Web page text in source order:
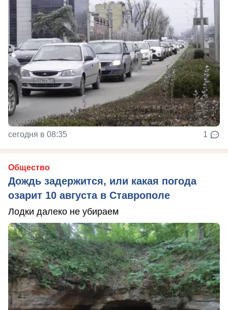
сегодня в 08:35 1
Общество
Дождь задержится, или какая погода
озарит 10 августа в Ставрополе
Лодки далеко не убираем